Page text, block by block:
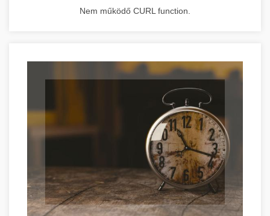
Nem működő CURL function.